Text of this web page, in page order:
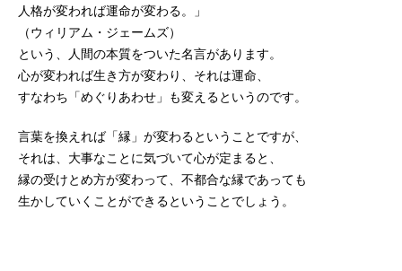
人格が変われば運命が変わる。」
（ウィリアム・ジェームズ）
という、人間の本質をついた名言があります。
心が変われば生き方が変わり、それは運命、
すなわち「めぐりあわせ」も変えるというのです。
言葉を換えれば「縁」が変わるということですが、
それは、大事なことに気づいて心が定まると、
縁の受けとめ方が変わって、不都合な縁であっても
生かしていくことができるということでしょう。